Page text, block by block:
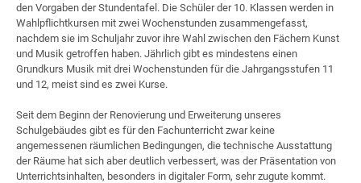
den Vorgaben der Stundentafel. Die Schüler der 10. Klassen werden in
Wahlpflichtkursen mit zwei Wochenstunden zusammengefasst,
nachdem sie im Schuljahr zuvor ihre Wahl zwischen den Fächern Kunst
und Musik getroffen haben. Jährlich gibt es mindestens einen
Grundkurs Musik mit drei Wochenstunden für die Jahrgangsstufen 11
und 12, meist sind es zwei Kurse.
Seit dem Beginn der Renovierung und Erweiterung unseres
Schulgebäudes gibt es für den Fachunterricht zwar keine
angemessenen räumlichen Bedingungen, die technische Ausstattung
der Räume hat sich aber deutlich verbessert, was der Präsentation von
Unterrichtsinhalten, besonders in digitaler Form, sehr zugute kommt.